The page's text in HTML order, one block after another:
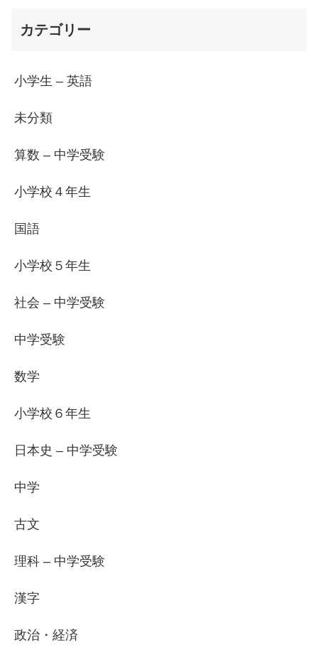
カテゴリー
小学生 – 英語
未分類
算数 – 中学受験
小学校４年生
国語
小学校５年生
社会 – 中学受験
中学受験
数学
小学校６年生
日本史 – 中学受験
中学
古文
理科 – 中学受験
漢字
政治・経済